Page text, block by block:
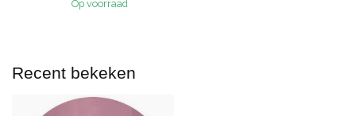
Op voorraad
Recent bekeken